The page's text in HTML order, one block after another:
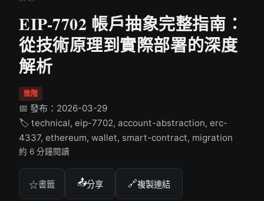
EIP-7702 帳戶抽象完整指南：
從技術原理到實際部署的深度
解析
進階
📅 發布：2026-03-29
🏷️ technical, eip-7702, account-abstraction, erc-
4337, ethereum, wallet, smart-contract, migration
約 6 分鐘閱讀
☆書籤 📤分享 🔗複製連結